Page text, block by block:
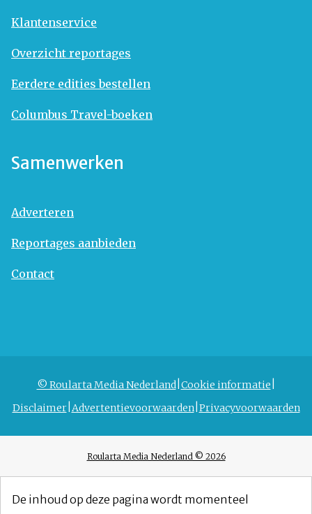
Klantenservice
Overzicht reportages
Eerdere edities bestellen
Columbus Travel-boeken
Samenwerken
Adverteren
Reportages aanbieden
Contact
© Roularta Media Nederland Cookie informatie
Disclaimer Advertentievoorwaarden Privacyvoorwaarden
Roularta Media Nederland © 2026
De inhoud op deze pagina wordt momenteel